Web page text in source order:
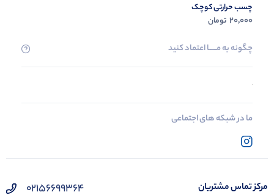
چسب حرارتی کوچک
20,000 تومان
چگونه به مــــــا اعتماد کنید
ما در شبکه های اجتماعی
مرکز تماس مشتریان 02156699364